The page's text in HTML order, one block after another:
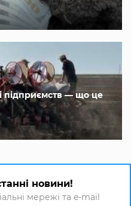
підприємств — що це
новини!
мережі та e-mail